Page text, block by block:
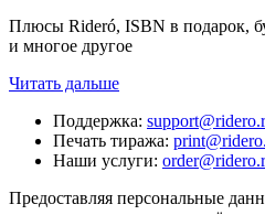
Плюсы Rideró, ISBN в подарок,
и многое другое
Читать дальше
Поддержка:
Печать тиража:
Наши услуги:
Предоставляя персональные